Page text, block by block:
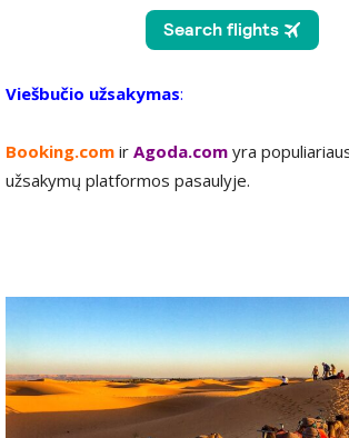
Viešbučio užsakymas:
Booking.com ir Agoda.com yra
užsakymų platformos pasaulyje.